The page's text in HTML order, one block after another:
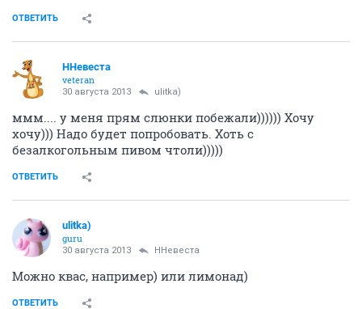
ОТВЕТИТЬ
ННевеста
veteran
30 августа 2013 ulitka)
ммм.... у меня прям слюнки побежали)))))) Хочу
хочу))) Надо будет попробовать. Хоть с
безалкогольным пивом чтоли)))))
ОТВЕТИТЬ
ulitka)
guru
30 августа 2013 ННевеста
Можно квас, например) или лимонад)
ОТВЕТИТЬ